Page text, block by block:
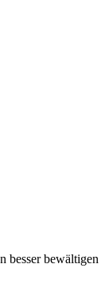
besser bewältigen